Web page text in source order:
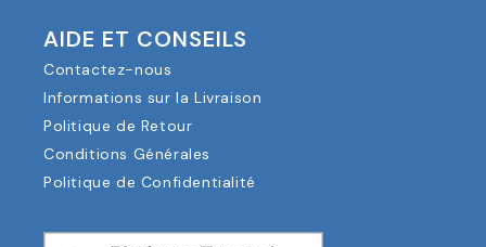
AIDE ET CONSEILS
Contactez-nous
Informations sur la Livraison
Politique de Retour
Conditions Générales
Politique de Confidentialité